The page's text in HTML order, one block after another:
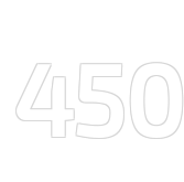
450